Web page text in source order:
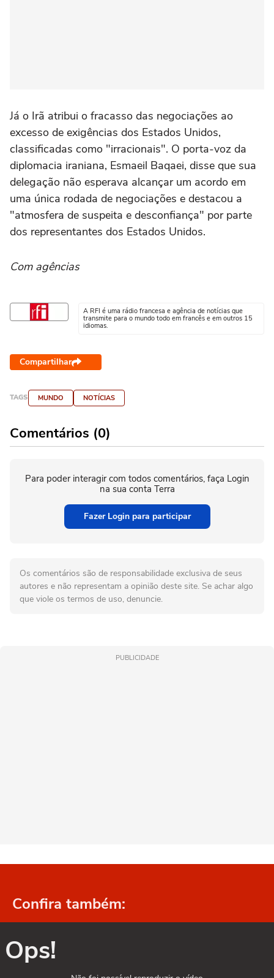
Já o Irã atribui o fracasso das negociações ao
excesso de exigências dos Estados Unidos,
classificadas como "irracionais". O porta-voz da
diplomacia iraniana, Esmaeil Baqaei, disse que sua
delegação não esperava alcançar um acordo em
uma única rodada de negociações e destacou a
"atmosfera de suspeita e desconfiança" por parte
dos representantes dos Estados Unidos.
Com agências
A RFI é uma rádio francesa e agência de notícias que
transmite para o mundo todo em francês e em outros 15
idiomas.
Compartilhar
TAGS MUNDO NOTÍCIAS
Comentários (0)
Para poder interagir com todos comentários, faça Login
na sua conta Terra
Fazer Login para participar
Os comentários são de responsabilidade exclusiva de seus
autores e não representam a opinião deste site. Se achar algo
que viole os termos de uso, denuncie.
PUBLICIDADE
Confira também:
Ops!